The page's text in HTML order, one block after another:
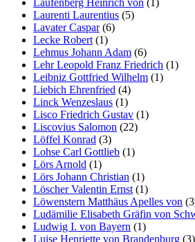
Laufenberg Heinrich von (1)
Laurenti Laurentius (5)
Lavater Caspar(6)
Lecke Robert (1)
Lehmus Johann Adam (6)
Lehr Leopold Franz Friedrich (1)
Leibniz Gottfried Wilhelm (1)
Liebich Ehrenfried (4)
Linck Wenzeslaus (1)
Lisco Friedrich Gustav (1)
Liscovius Salomon (22)
Löffel Konrad (3)
Lohse Carl Gottlieb (1)
Lörs Arnold (1)
Lörs Johann Christian (1)
Löscher Valentin Ernst (1)
Löwenstern Matthäus Apelles von
Ludämilie Elisabeth Gräfin von
Ludwig I. von Bayern (1)
Luise Henriette von Brandenburg (3)